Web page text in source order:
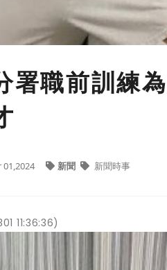
署職前訓練
01,2024 新聞 新聞時事
11:36:36)